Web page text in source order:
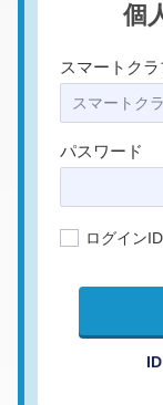
個
スマートクラ
パスワード
ログイン